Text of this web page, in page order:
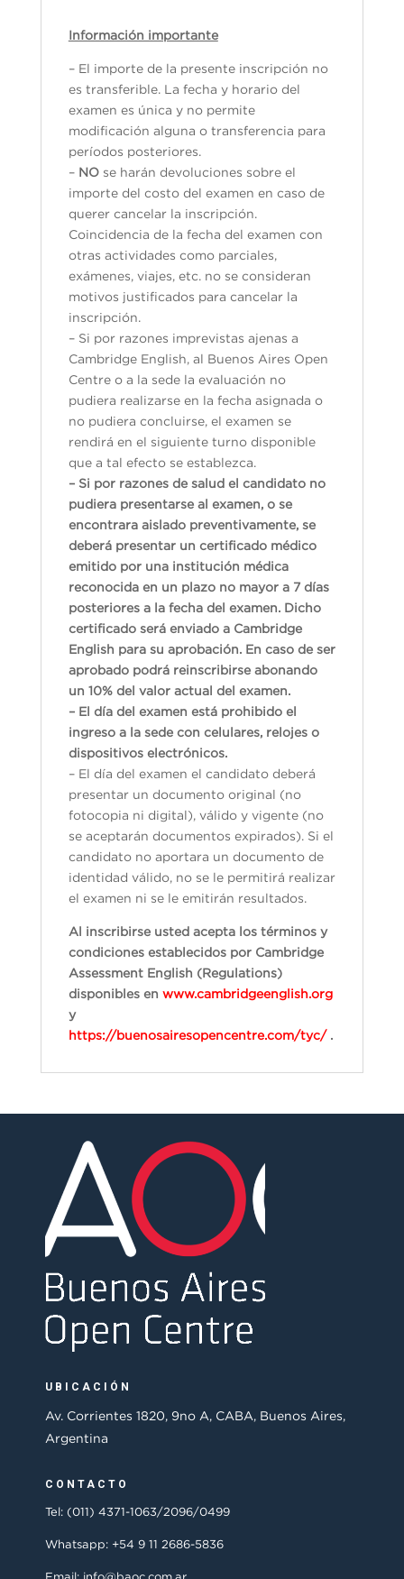
Información importante
– El importe de la presente inscripción no
es transferible. La fecha y horario del
examen es única y no permite
modificación alguna o transferencia para
períodos posteriores.
– NOse harán devoluciones sobre el
importe del costo del examen en caso de
querer cancelar la inscripción.
Coincidencia de la fecha del examen con
otras actividades como parciales,
exámenes, viajes, etc. no se consideran
motivos justificados para cancelar la
inscripción.
– Si por razones imprevistas ajenas a
Cambridge English, al Buenos Aires Open
Centre o a la sede la evaluación no
pudiera realizarse en la fecha asignada o
no pudiera concluirse, el examen se
rendirá en el siguiente turno disponible
que a tal efecto se establezca.
– Si por razones de salud el candidato no
pudiera presentarse al examen, o se
encontrara aislado preventivamente, se
deberá presentar un certificado médico
emitido por una institución médica
reconocida en un plazo no mayor a 7 días
posteriores a la fecha del examen. Dicho
certificado será enviado a Cambridge
English para su aprobación. En caso de ser
aprobado podrá reinscribirse abonando
un 10% del valor actual del examen.
– El día del examen está prohibido el
ingreso a la sede con celulares, relojes o
dispositivos electrónicos.
– El día del examen el candidato deberá
presentar un documento original (no
fotocopia ni digital), válido y vigente (no
se aceptarán documentos expirados). Si el
candidato no aportara un documento de
identidad válido, no se le permitirá realizar
el examen ni se le emitirán resultados.
Al inscribirse usted acepta los términos y
condiciones establecidos por Cambridge
Assessment English (Regulations)
disponibles en www.cambridgeenglish.org
y
https://buenosairesopencentre.com/tyc/.
UBICACIÓN
Av. Corrientes 1820, 9no A, CABA, Buenos Aires,
Argentina
CONTACTO
Tel: (011) 4371-1063/2096/0499
Whatsapp: +54 9 11 2686-5836
Email: info@baoc.com.ar